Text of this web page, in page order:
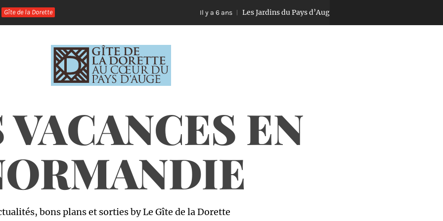
Gîte de la Dorette Il y a 6 ans Les Jardins du Pays d’Auge
VACANCES EN
bons plans et sorties by Le Gîte de la Dorette